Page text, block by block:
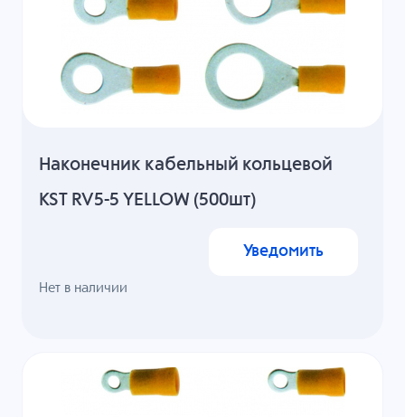
Наконечник кабельный кольцевой
KST RV5-5 YELLOW (500шт)
Нет в наличии
Уведомить